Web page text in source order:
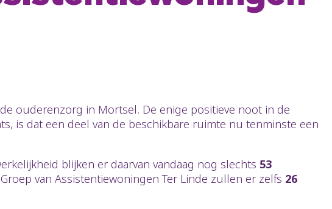
ouderenzorg in Mortsel. De enige positieve noot in de
is dat een deel van de beschikbare ruimte nu tenminste een
blijken er daarvan vandaag nog slechts 53
van Assistentiewoningen Ter Linde zullen er zelfs 26